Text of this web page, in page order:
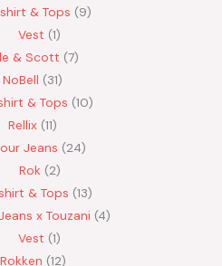
& Tops 9
Vest 1
& Scott 7
NoBell
31
& Tops 10
Rellix 11
Jeans 24
Rok 2
& Tops 13
x Touzani 4
Vest 1
Rokken 12